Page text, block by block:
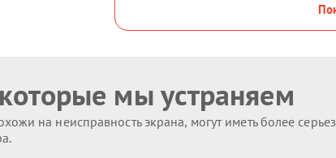
мы устраняем
на неисправность экрана, могут иметь более